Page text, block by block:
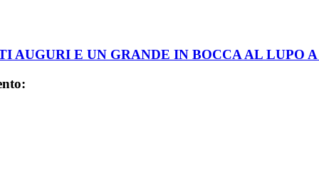
AUGURI E UN GRANDE IN BOCCA AL LUPO